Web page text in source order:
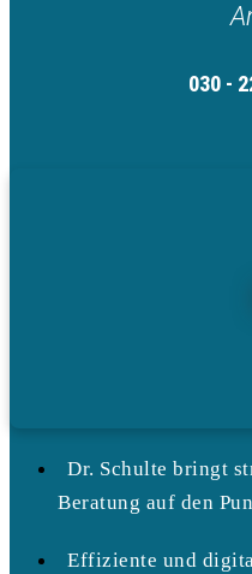
030 -
Dr. Schulte bringt
Beratung auf den
Effiziente und